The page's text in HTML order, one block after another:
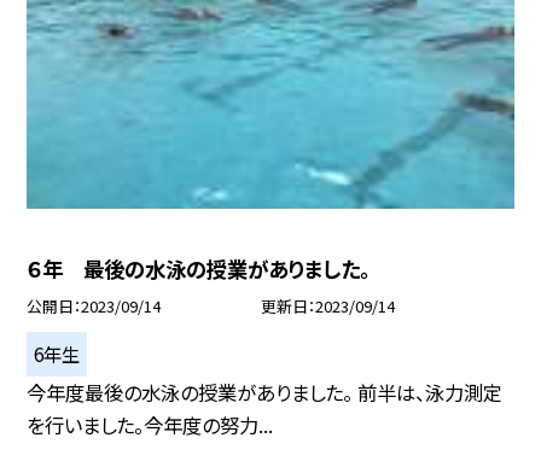
６年 最後の水泳の授業がありました。
公開日 2023/09/14 更新日 2023/09/14
6年生
今年度最後の水泳の授業がありました。 前半は、泳力測定
を行いました。今年度の努力...